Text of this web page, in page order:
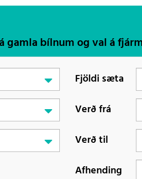
gamla bílnum og val á
Fjöldi sæta
Verð frá
Verð til
Afhending